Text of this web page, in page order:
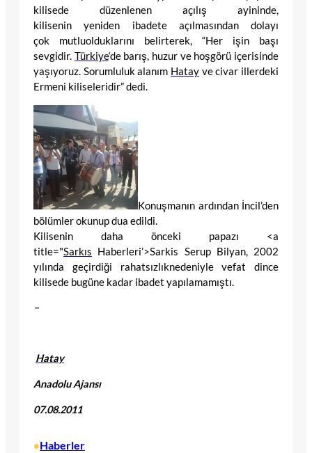
kilisede düzenlenen açılış ayininde,
kilisenin yeniden ibadete açılmasından dolayı
çok mutluolduklarını belirterek, “Her işin başı
sevgidir. Türkiye‘de barış, huzur ve hoşgörü içerisinde
yaşıyoruz. Sorumluluk alanım Hatay ve civar illerdeki
Ermeni kiliseleridir” dedi.
Konuşmanın ardından İncil’den
bölümler okunup dua edildi.
Kilisenin daha önceki papazı <a
title="Sarkıs Haberleri’>Sarkis Serup Bilyan, 2002
yılında geçirdiği rahatsızlıknedeniyle vefat dince
kilisede bugüne kadar ibadet yapılamamıştı.
–
Hatay
Anadolu Ajansı
07.08.2011
•Haberler